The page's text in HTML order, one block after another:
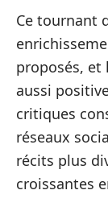
Ce tournant
proposés,
aussi
critiques
réseaux
récits plus
croissantes